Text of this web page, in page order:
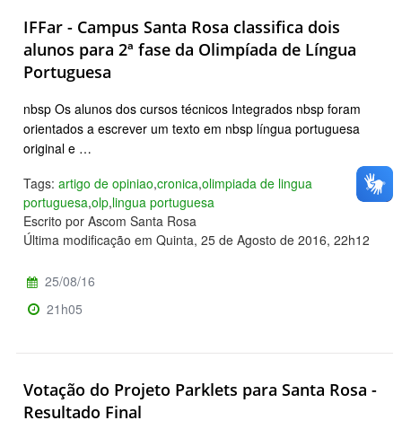
IFFar - Campus Santa Rosa classifica dois
alunos para 2ª fase da Olimpíada de Língua
Portuguesa
nbsp Os alunos dos cursos técnicos Integrados nbsp foram
orientados a escrever um texto em nbsp língua portuguesa
original e …
Tags: artigo de opiniao,cronica,olimpiada de lingua
portuguesa,olp,lingua portuguesa
Escrito por Ascom Santa Rosa
Última modificação em Quinta, 25 de Agosto de 2016, 22h12
25/08/16
21h05
Votação do Projeto Parklets para Santa Rosa -
Resultado Final